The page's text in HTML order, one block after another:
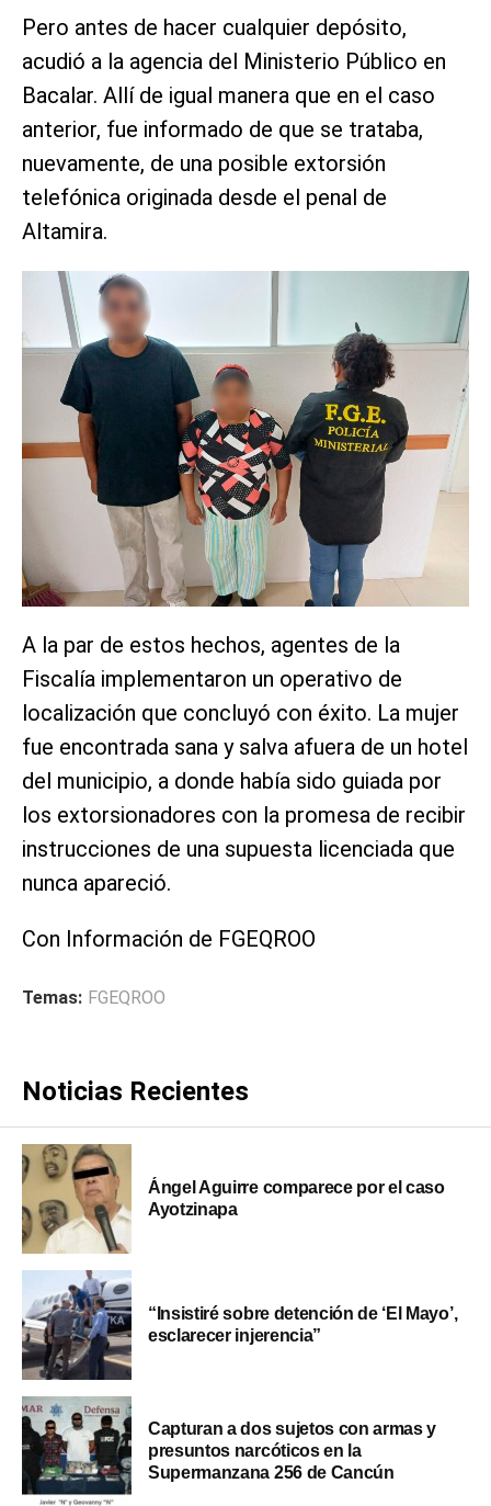
Pero antes de hacer cualquier depósito,
acudió a la agencia del Ministerio Público en
Bacalar. Allí de igual manera que en el caso
anterior, fue informado de que se trataba,
nuevamente, de una posible extorsión
telefónica originada desde el penal de
Altamira.
A la par de estos hechos, agentes de la
Fiscalía implementaron un operativo de
localización que concluyó con éxito. La mujer
fue encontrada sana y salva afuera de un hotel
del municipio, a donde había sido guiada por
los extorsionadores con la promesa de recibir
instrucciones de una supuesta licenciada que
nunca apareció.
Con Información de FGEQROO
Temas: FGEQROO
Noticias Recientes
Ángel Aguirre comparece por el caso
Ayotzinapa
“Insistiré sobre detención de ‘El Mayo’,
esclarecer injerencia”
Capturan a dos sujetos con armas y
presuntos narcóticos en la
Supermanzana 256 de Cancún